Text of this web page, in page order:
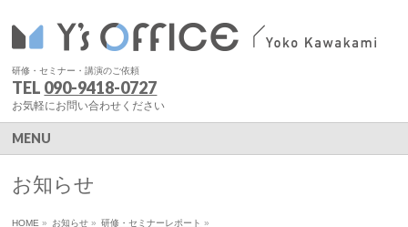
研修・セミナー・講演のご依頼
TEL 090-9418-0727
お気軽にお問い合わせください
MENU
お知らせ
HOME » お知らせ » 研修・セミナーレポート »